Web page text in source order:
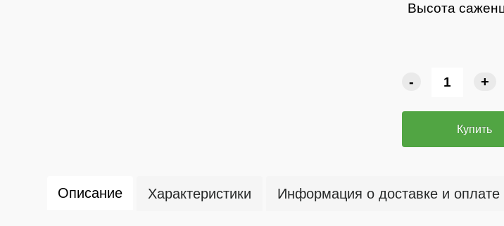
Высота
- +
Купить
Описание Характеристики Информация о доставке и оплате